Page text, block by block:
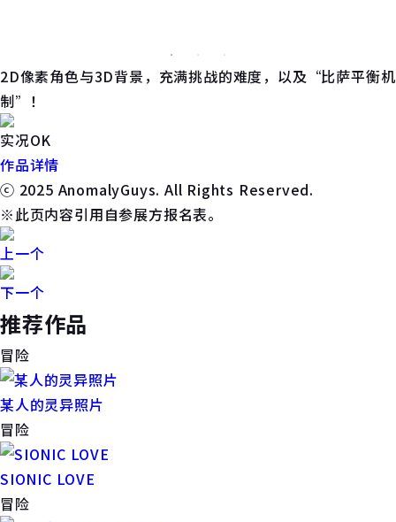
2D像素角色与3D背景，充满挑战的难度，以及“比萨平衡机
制”！
实况OK
作品详情
ⓒ 2025 AnomalyGuys. All Rights Reserved.
※此页内容引用自参展方报名表。
上一个
下一个
推荐作品
冒险
某人的灵异照片
冒险
SIONIC LOVE
冒险